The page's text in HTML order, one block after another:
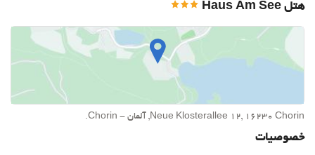
هتل Haus Am See
Neue Klosterallee 12, 16230 Chorin, آلمان - Chorin.
خصوصیات